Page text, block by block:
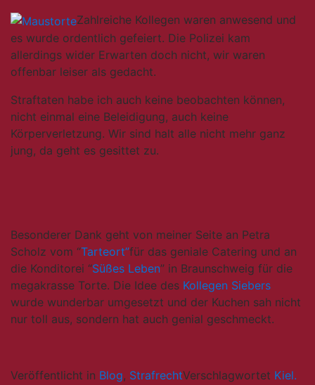
Zahlreiche Kollegen waren anwesend und
es wurde ordentlich gefeiert. Die Polizei kam
allerdings wider Erwarten doch nicht, wir waren
offenbar leiser als gedacht.
Straftaten habe ich auch keine beobachten können,
nicht einmal eine Beleidigung, auch keine
Körperverletzung. Wir sind halt alle nicht mehr ganz
jung, da geht es gesittet zu.
Besonderer Dank geht von meiner Seite an Petra
Scholz vom “Tarteort”für das geniale Catering und an
die Konditorei “Süßes Leben” in Braunschweig für die
megakrasse Torte. Die Idee des Kollegen Siebers
wurde wunderbar umgesetzt und der Kuchen sah nicht
nur toll aus, sondern hat auch genial geschmeckt.
Veröffentlicht in Blog, StrafrechtVerschlagwortet Kiel.